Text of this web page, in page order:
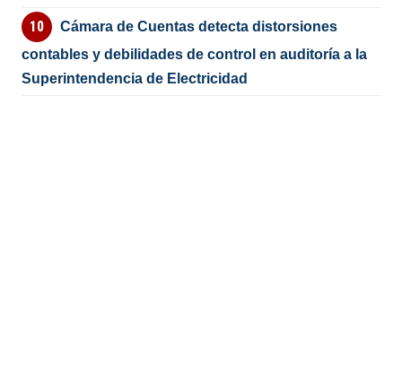
Cámara de Cuentas detecta distorsiones
contables y debilidades de control en auditoría a la
Superintendencia de Electricidad